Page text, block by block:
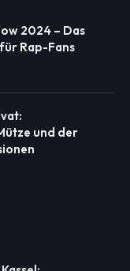
2024 – Das
Rap-Fans
und der